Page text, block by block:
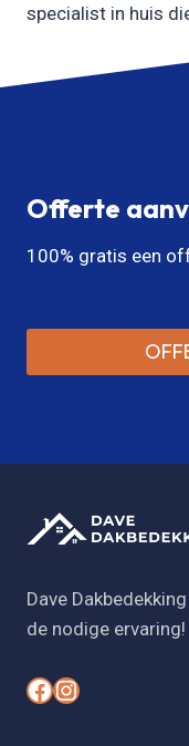
specialist in huis
Offerte
100% gratis een
Dave
de nodige ervaring!
# #